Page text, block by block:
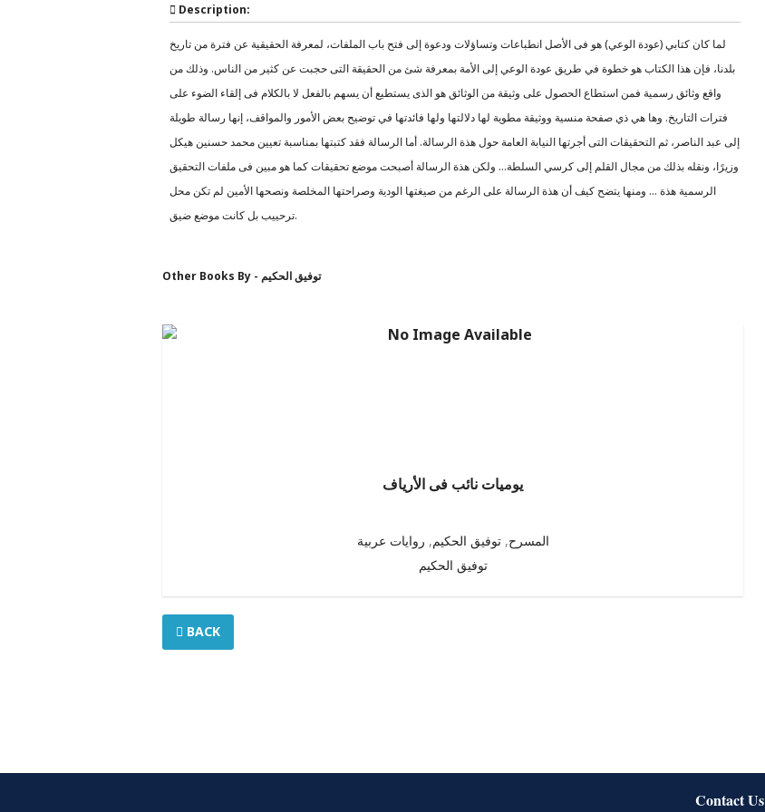
Description:
لما كان كتابي (عودة الوعي) هو فى الأصل انطباعات وتساؤلات ودعوة إلى فتح باب الملفات، لمعرفة الحقيقية عن فترة من تاريخ
بلدنا، فإن هذا الكتاب هو خطوة في طريق عودة الوعي إلى الأمة بمعرفة شئ من الحقيقة التى حجبت عن كثير من الناس. وذلك من
واقع وثائق رسمية فمن استطاع الحصول على وثيقة من الوثائق هو الذى يستطيع أن يسهم بالفعل لا بالكلام فى إلقاء الضوء على
فترات التاريخ. وها هي ذي صفحة منسية ووثيقة مطوية لها دلالتها ولها فائدتها في توضيح بعض الأمور والمواقف، إنها رسالة طويلة
إلى عبد الناصر، ثم التحقيقات التى أجرتها النيابة العامة حول هذة الرسالة. أما الرسالة فقد كتبتها بمناسبة تعيين محمد حسنين هيكل
وزيرًا، ونقله بذلك من مجال القلم إلى كرسي السلطة… ولكن هذة الرسالة أصبحت موضع تحقيقات كما هو مبين فى ملفات التحقيق
الرسمية هذة … ومنها يتضح كيف أن هذة الرسالة على الرغم من صيغتها الودية وصراحتها المخلصة ونصحها الأمين لم تكن محل
ترحييب بل كانت موضع ضيق.
Other Books By - توفيق الحكيم
يوميات نائب فى الأرياف
المسرح,توفيق الحكيم, روايات عربية
توفيق الحكيم
BACK
Contact Us